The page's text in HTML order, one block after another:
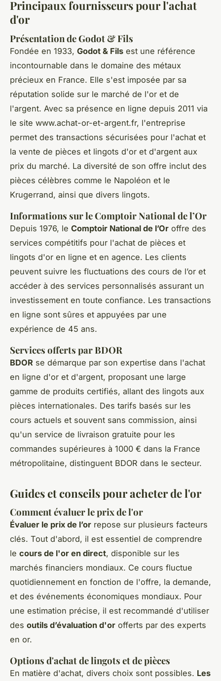
Principaux fournisseurs pour l'achat
d'or
Présentation de Godot & Fils
Fondée en 1933, Godot & Fils est une référence
incontournable dans le domaine des métaux
précieux en France. Elle s'est imposée par sa
réputation solide sur le marché de l'or et de
l'argent. Avec sa présence en ligne depuis 2011 via
le site www.achat-or-et-argent.fr, l'entreprise
permet des transactions sécurisées pour l'achat et
la vente de pièces et lingots d'or et d'argent aux
prix du marché. La diversité de son offre inclut des
pièces célèbres comme le Napoléon et le
Krugerrand, ainsi que divers lingots.
Informations sur le Comptoir National de l’Or
Depuis 1976, le Comptoir National de l’Or offre des
services compétitifs pour l'achat de pièces et
lingots d'or en ligne et en agence. Les clients
peuvent suivre les fluctuations des cours de l’or et
accéder à des services personnalisés assurant un
investissement en toute confiance. Les transactions
en ligne sont sûres et appuyées par une
expérience de 45 ans.
Services offerts par BDOR
BDOR se démarque par son expertise dans l'achat
en ligne d'or et d'argent, proposant une large
gamme de produits certifiés, allant des lingots aux
pièces internationales. Des tarifs basés sur les
cours actuels et souvent sans commission, ainsi
qu'un service de livraison gratuite pour les
commandes supérieures à 1000 € dans la France
métropolitaine, distinguent BDOR dans le secteur.
Guides et conseils pour acheter de l'or
Comment évaluer le prix de l'or
Évaluer le prix de l’or repose sur plusieurs facteurs
clés. Tout d'abord, il est essentiel de comprendre
le cours de l'or en direct, disponible sur les
marchés financiers mondiaux. Ce cours fluctue
quotidiennement en fonction de l'offre, la demande,
et des événements économiques mondiaux. Pour
une estimation précise, il est recommandé d'utiliser
des outils d’évaluation d'or offerts par des experts
en or.
Options d'achat de lingots et de pièces
En matière d'achat, divers choix sont possibles. Les